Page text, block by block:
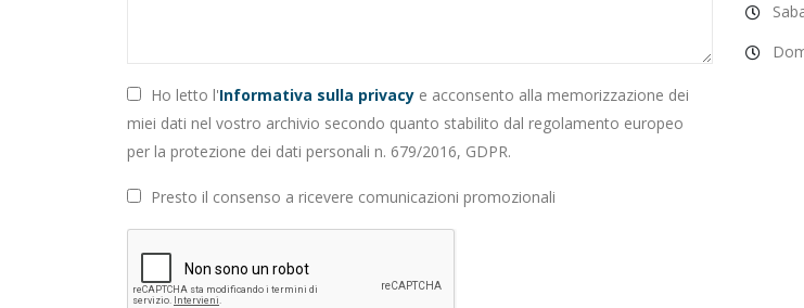
Ho letto l'Informativa sulla privacy e acconsento alla memorizzazione dei
miei dati nel vostro archivio secondo quanto stabilito dal regolamento europeo
per la protezione dei dati personali n. 679/2016, GDPR.
Presto il consenso a ricevere comunicazioni promozionali